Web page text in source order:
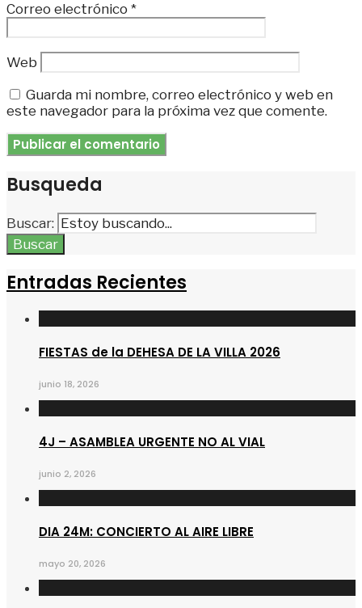
Correo electrónico *
Web
Guarda mi nombre, correo electrónico y web en
este navegador para la próxima vez que comente.
Busqueda
Buscar:
Buscar
Entradas Recientes
FIESTAS de la DEHESA DE LA VILLA 2026
junio 18, 2026
4J – ASAMBLEA URGENTE NO AL VIAL
junio 2, 2026
DIA 24M: CONCIERTO AL AIRE LIBRE
mayo 20, 2026